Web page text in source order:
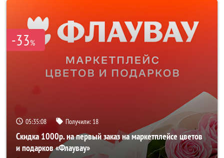
-33%
05:35:07 Получили: 18
Скидка 1000р. на первый заказ на маркетплейсе цветов
и подарков «Флаувау»